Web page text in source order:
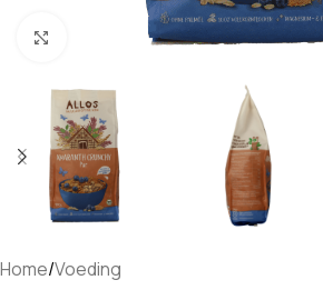
Klik om te vergroten
Home/Voeding